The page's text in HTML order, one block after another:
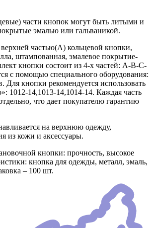
части кнопок могут быть литыми и
эмалью или гальваникой.
верхней частью(А) кольцевой кнопки,
штампованная, эмалевое покрытие-
кнопки состоит из 4-х частей: А-В-С-
с помощью специального оборудования:
Для кнопки рекомендуется использовать
1012-14,1013-14,1014-14. Каждая часть
что дает покупателю гарантию
на верхнюю одежду,
из кожи и аксессуары.
кнопки: прочность, высокое
кнопка для одежды, металл, эмаль,
– 100 шт.